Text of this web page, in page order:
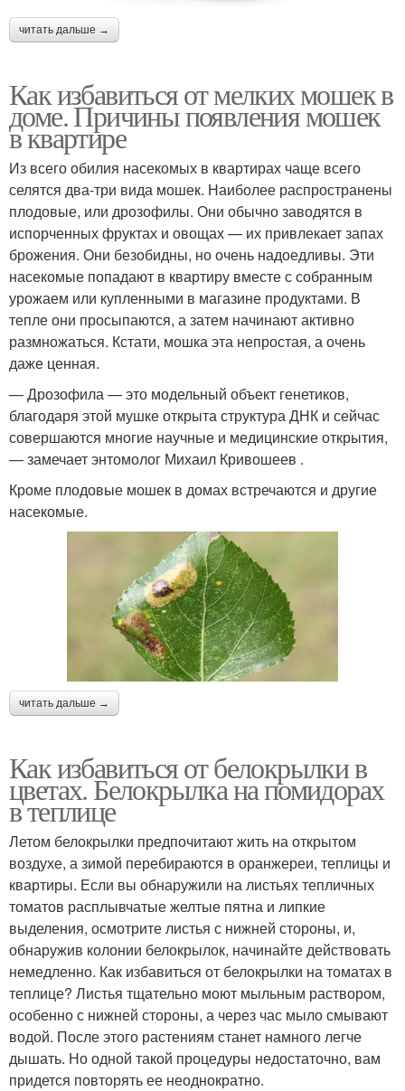
читать дальше →
Как избавиться от мелких мошек в
доме. Причины появления мошек
в квартире
Из всего обилия насекомых в квартирах чаще всего
селятся два-три вида мошек. Наиболее распространены
плодовые, или дрозофилы. Они обычно заводятся в
испорченных фруктах и овощах — их привлекает запах
брожения. Они безобидны, но очень надоедливы. Эти
насекомые попадают в квартиру вместе с собранным
урожаем или купленными в магазине продуктами. В
тепле они просыпаются, а затем начинают активно
размножаться. Кстати, мошка эта непростая, а очень
даже ценная.
— Дрозофила — это модельный объект генетиков,
благодаря этой мушке открыта структура ДНК и сейчас
совершаются многие научные и медицинские открытия,
— замечает энтомолог Михаил Кривошеев .
Кроме плодовые мошек в домах встречаются и другие
насекомые.
читать дальше →
Как избавиться от белокрылки в
цветах. Белокрылка на помидорах
в теплице
Летом белокрылки предпочитают жить на открытом
воздухе, а зимой перебираются в оранжереи, теплицы и
квартиры. Если вы обнаружили на листьях тепличных
томатов расплывчатые желтые пятна и липкие
выделения, осмотрите листья с нижней стороны, и,
обнаружив колонии белокрылок, начинайте действовать
немедленно. Как избавиться от белокрылки на томатах в
теплице? Листья тщательно моют мыльным раствором,
особенно с нижней стороны, а через час мыло смывают
водой. После этого растениям станет намного легче
дышать. Но одной такой процедуры недостаточно, вам
придется повторять ее неоднократно.